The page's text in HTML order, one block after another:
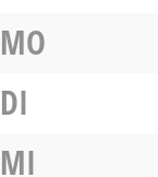
MO
DI
MI